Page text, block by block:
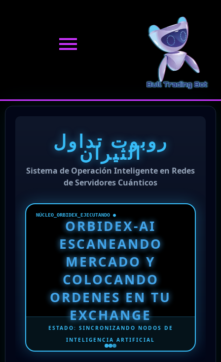
روبوت تداول
الثيران
Sistema de Operación Inteligente en Redes
de Servidores Cuánticos
● NÚCLEO_ORBIDEX_EJECUTANDO
ORBIDEX-AI
ESCANEANDO
MERCADO Y
COLOCANDO
ORDENES EN TU
EXCHANGE
ESTADO: SINCRONIZANDO NODOS DE
INTELIGENCIA ARTIFICIAL